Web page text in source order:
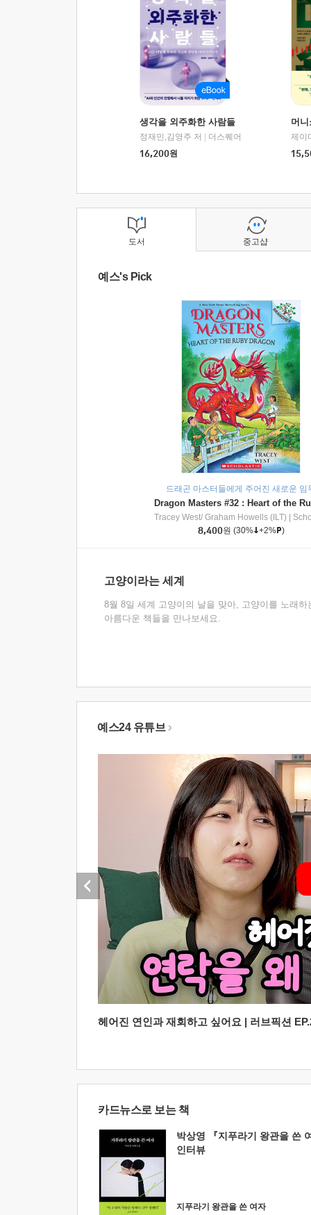
생각을 외주화한 사람들
정재민,김영주 저
더스퀘어
16,200원
머
도서
예스's Pick
드래곤 마스터들에게 주어진 새로운 임
Tracey West/ Graham Howells (ILT)
8,400원 (30% +2% )
고양이라는 세계
8월 8일 세계 고양이의 날을 맞아, 고양이를 노래하
아름다운 책들을 만나보세요.
중고샵
예스24 유튜브
헤어진 연인과 재회하고 싶어요 | 러브픽션
카드뉴스로 보는 책
박상영 『지푸라기 왕관을 쓴
인터뷰
지푸라기 왕관을 쓴 여자